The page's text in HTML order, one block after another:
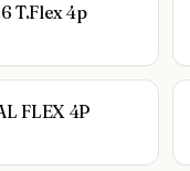
T.Flex 4p
FLEX 4P